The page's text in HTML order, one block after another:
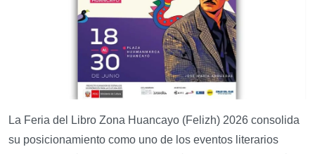
La Feria del Libro Zona Huancayo (Felizh) 2026 consolida
su posicionamiento como uno de los eventos literarios